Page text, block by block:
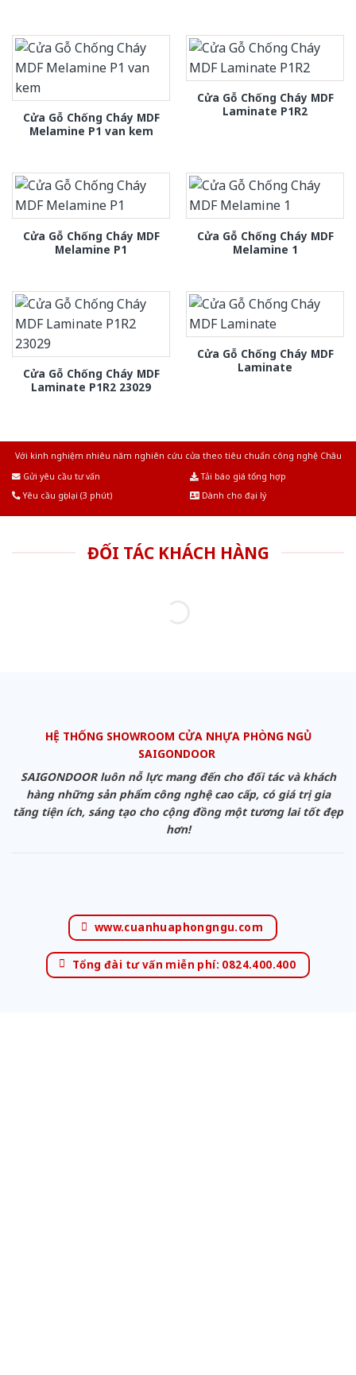
Cửa Gỗ Chống Cháy MDF
Melamine P1 van kem
Cửa Gỗ Chống Cháy MDF
Laminate P1R2
Cửa Gỗ Chống Cháy MDF
Melamine P1
Cửa Gỗ Chống Cháy MDF
Melamine 1
Cửa Gỗ Chống Cháy MDF
Laminate P1R2 23029
Cửa Gỗ Chống Cháy MDF
Laminate
Với kinh nghiệm nhiêu năm nghiên cứu cửa theo tiêu chuẩn công nghệ Châu
Gửi yêu cầu tư vấn
Tải báo giá tổng hợp
Yêu cầu gọi lại (3 phút)
Dành cho đại lý
ĐỐI TÁC KHÁCH HÀNG
HỆ THỐNG SHOWROOM CỬA NHỰA PHÒNG NGỦ
SAIGONDOOR
SAIGONDOOR luôn nỗ lực mang đến cho đối tác và khách
hàng những sản phẩm công nghệ cao cấp, có giá trị gia
tăng tiện ích, sáng tạo cho cộng đồng một tương lai tốt đẹp
hơn!
www.cuanhuaphongngu.com
Tổng đài tư vấn miễn phí: 0824.400.400